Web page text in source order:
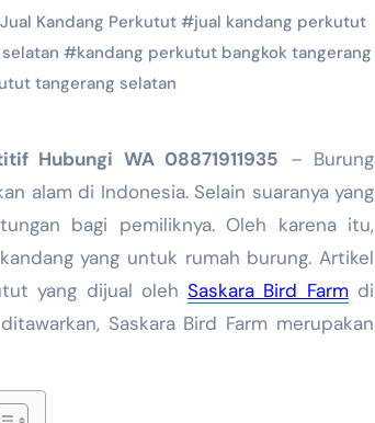
Jual Kandang Perkutut #jual kandang perkutut
#kandang perkutut bangkok tangerang
tangerang selatan
Hubungi WA 08871911935 – Burung
alam di Indonesia. Selain suaranya yang
bagi pemiliknya. Oleh karena itu,
yang untuk rumah burung. Artikel
yang dijual olehSaskara Bird Farmdi
Saskara Bird Farm merupakan